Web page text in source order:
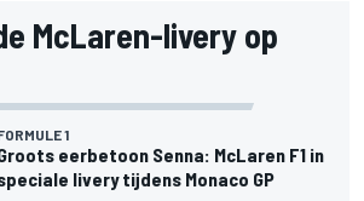
McLaren-livery op
1
eerbetoon Senna: McLaren F1 in
livery tijdens Monaco GP